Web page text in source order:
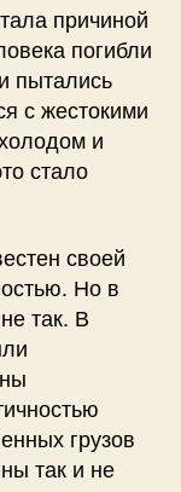
причиной
погибли
пытались
с жестокими
и
стало
своей
Но в
так. В
грузов
так и не